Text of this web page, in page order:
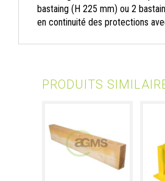
bastaing (H 225 mm) ou 2
en continuité des protections
PRODUITS